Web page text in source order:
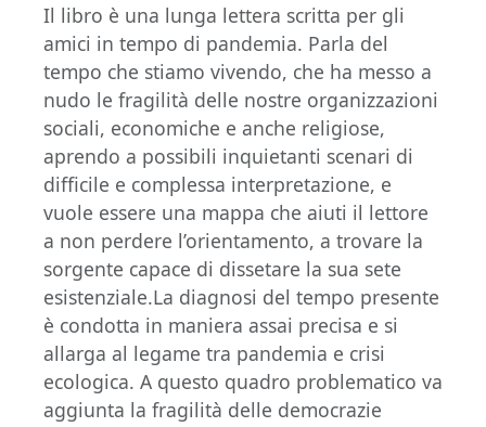
Il libro è una lunga lettera scritta per gli
amici in tempo di pandemia. Parla del
tempo che stiamo vivendo, che ha messo a
nudo le fragilità delle nostre organizzazioni
sociali, economiche e anche religiose,
aprendo a possibili inquietanti scenari di
difficile e complessa interpretazione, e
vuole essere una mappa che aiuti il lettore
a non perdere l’orientamento, a trovare la
sorgente capace di dissetare la sua sete
esistenziale.La diagnosi del tempo presente
è condotta in maniera assai precisa e si
allarga al legame tra pandemia e crisi
ecologica. A questo quadro problematico va
aggiunta la fragilità delle democrazie